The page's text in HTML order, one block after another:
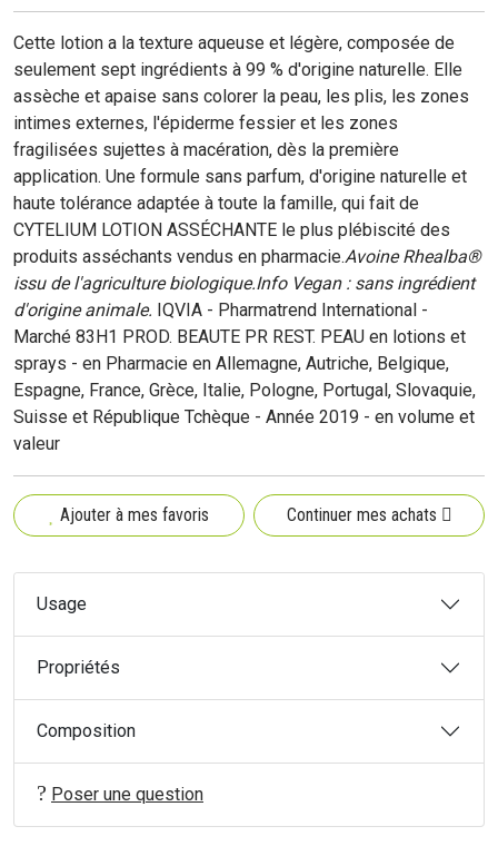
Cette lotion a la texture aqueuse et légère, composée de
seulement sept ingrédients à 99 % d'origine naturelle. Elle
assèche et apaise sans colorer la peau, les plis, les zones
intimes externes, l'épiderme fessier et les zones
fragilisées sujettes à macération, dès la première
application. Une formule sans parfum, d'origine naturelle et
haute tolérance adaptée à toute la famille, qui fait de
CYTELIUM LOTION ASSÉCHANTE le plus plébiscité des
produits asséchants vendus en pharmacie.Avoine Rhealba®
issu de l'agriculture biologique.Info Vegan : sans ingrédient
d'origine animale. IQVIA - Pharmatrend International -
Marché 83H1 PROD. BEAUTE PR REST. PEAU en lotions et
sprays - en Pharmacie en Allemagne, Autriche, Belgique,
Espagne, France, Grèce, Italie, Pologne, Portugal, Slovaquie,
Suisse et République Tchèque - Année 2019 - en volume et
valeur
Ajouter à mes favoris Continuer mes achats
Usage
Propriétés
Composition
Poser une question